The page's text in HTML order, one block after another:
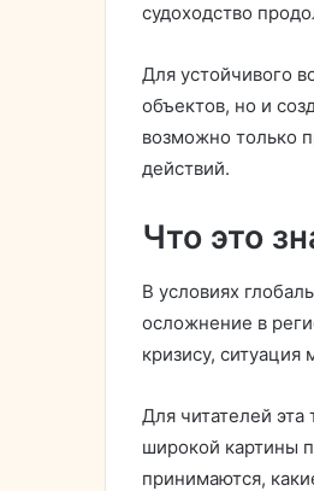
судоходство
Для устойчивого
объектов, но и
возможно только
действий.
Что это
В условиях
осложнение в
кризису,
Для читателей
широкой картины
принимаются,